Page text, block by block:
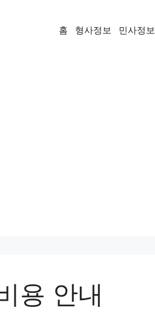
홈 형사정보 민사정보
용 안내